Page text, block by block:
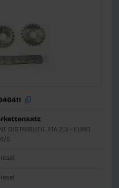
DISTRIBUTIE F1A 2.3 - EURO
5